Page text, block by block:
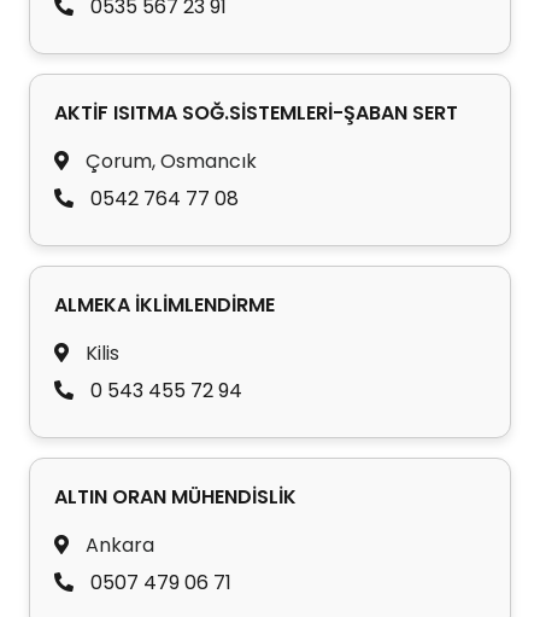
0535 567 23 91
AKTİF ISITMA SOĞ.SİSTEMLERİ-ŞABAN SERT
Çorum, Osmancık
0542 764 77 08
ALMEKA İKLİMLENDİRME
Kilis
0 543 455 72 94
ALTIN ORAN MÜHENDİSLİK
Ankara
0507 479 06 71